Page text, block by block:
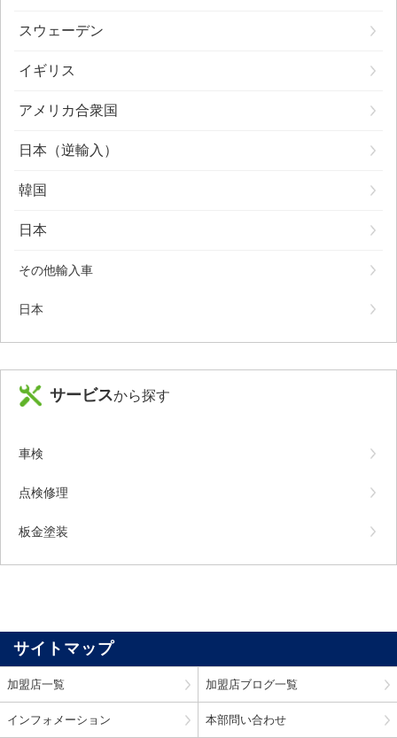
スウェーデン
イギリス
アメリカ合衆国
日本（逆輸入）
韓国
日本
その他輸入車
日本
サービスから探す
車検
点検修理
板金塗装
サイトマップ
加盟店一覧 加盟店ブログ一覧
インフォメーション 本部問い合わせ